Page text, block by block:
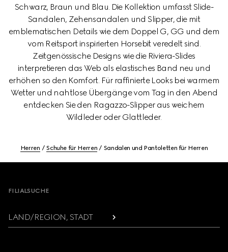
Schwarz, Braun und Blau. Die Kollektion umfasst Slide-
Sandalen, Zehensandalen und Slipper, die mit
emblematischen Details wie dem Doppel G, GG und dem
vom Reitsport inspirierten Horsebit veredelt sind.
Zeitgenössische Designs wie die Riviera-Slides
interpretieren das Web als elastisches Band neu und
erhöhen so den Komfort. Für raffinierte Looks bei warmem
Wetter und nahtlose Übergänge vom Tag in den Abend
entdecken Sie den Ragazzo-Slipper aus weichem
Wildleder oder Glattleder.
Herren Schuhe für Herren Sandalen und Pantoletten für Herren
FILIALSUCHE
LAND/REGION, STADT